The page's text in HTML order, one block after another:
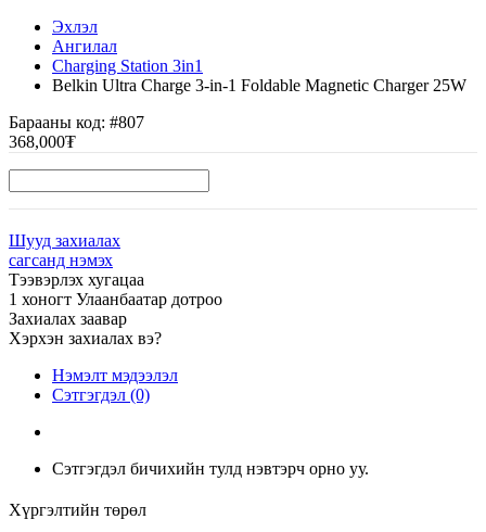
Эхлэл
Ангилал
Charging Station 3in1
Belkin Ultra Charge 3-in-1 Foldable Magnetic Charger 25W
Барааны код: #807
368,000₮
Шууд захиалах
сагсанд нэмэх
Тээвэрлэх хугацаа
1 хоногт Улаанбаатар дотроо
Захиалах заавар
Хэрхэн захиалах вэ?
Нэмэлт мэдээлэл
Сэтгэгдэл (0)
Сэтгэгдэл бичихийн тулд нэвтэрч орно уу.
Хүргэлтийн төрөл